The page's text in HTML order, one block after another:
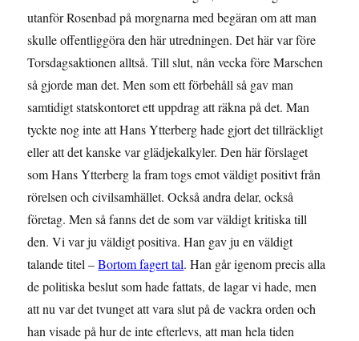
utanför Rosenbad på morgnarna med begäran om att man
skulle offentliggöra den här utredningen. Det här var före
Torsdagsaktionen alltså. Till slut, nån vecka före Marschen
så gjorde man det. Men som ett förbehåll så gav man
samtidigt statskontoret ett uppdrag att räkna på det. Man
tyckte nog inte att Hans Ytterberg hade gjort det tillräckligt
eller att det kanske var glädjekalkyler. Den här förslaget
som Hans Ytterberg la fram togs emot väldigt positivt från
rörelsen och civilsamhället. Också andra delar, också
företag. Men så fanns det de som var väldigt kritiska till
den. Vi var ju väldigt positiva. Han gav ju en väldigt
talande titel –Bortom fagert tal. Han går igenom precis alla
de politiska beslut som hade fattats, de lagar vi hade, men
att nu var det tvunget att vara slut på de vackra orden och
han visade på hur de inte efterlevs, att man hela tiden